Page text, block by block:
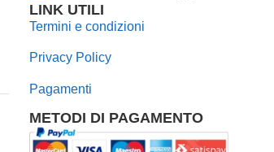
LINK UTILI
Termini e condizioni
Privacy Policy
Pagamenti
METODI DI PAGAMENTO